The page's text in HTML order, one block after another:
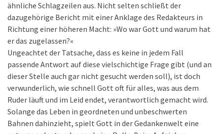
ähnliche Schlagzeilen aus. Nicht selten schließt der
dazugehörige Bericht mit einer Anklage des Redakteurs in
Richtung einer höheren Macht: »Wo war Gott und warum hat
er das zugelassen?«
Ungeachtet der Tatsache, dass es keine in jedem Fall
passende Antwort auf diese vielschichtige Frage gibt (und an
dieser Stelle auch gar nicht gesucht werden soll), ist doch
verwunderlich, wie schnell Gott oft für alles, was aus dem
Ruder läuft und im Leid endet, verantwortlich gemacht wird.
Solange das Leben in geordneten und unbeschwerten
Bahnen dahinzieht, spielt Gott in der Gedankenwelt eine